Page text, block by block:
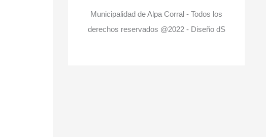
Municipalidad de Alpa Corral - Todos los
derechos reservados @2022 - Diseño dS